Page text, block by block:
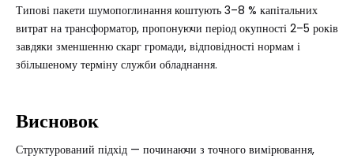
Типові пакети шумопоглинання коштують 3–8 % капітальних
витрат на трансформатор, пропонуючи період окупності 2–5 років
завдяки зменшенню скарг громади, відповідності нормам і
збільшеному терміну служби обладнання.
Висновок
Структурований підхід — починаючи з точного вимірювання,